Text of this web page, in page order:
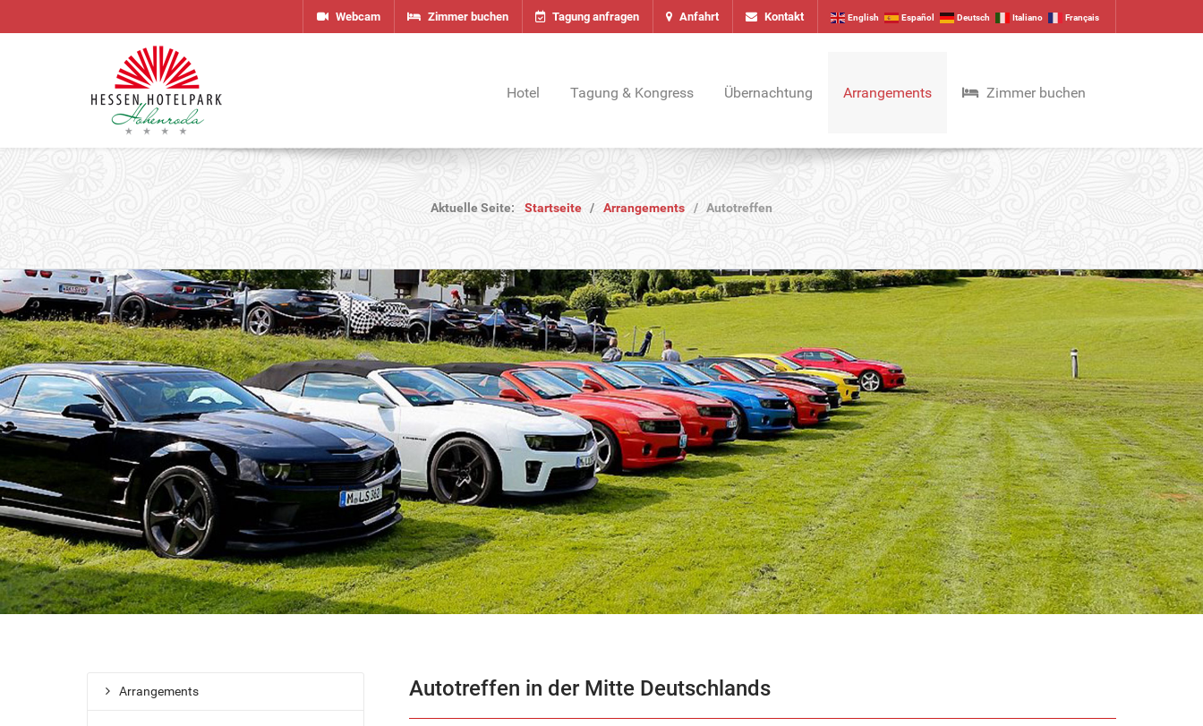
Webcam Zimmer buchen Tagung anfragen Anfahrt Kontakt English Español Deutsch Italiano Français
Hotel Tagung & Kongress Übernachtung Arrangements Zimmer buchen
Aktuelle Seite: Startseite Arrangements Autotreffen
Arrangements Autotreffen in der Mitte Deutschlands